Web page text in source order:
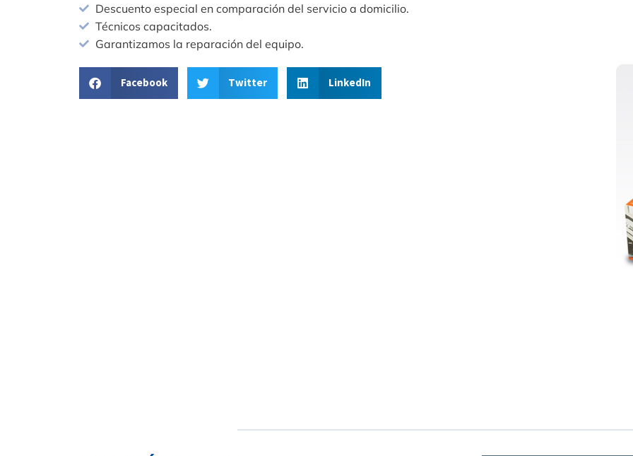
Descuento especial en comparación del servicio a domicilio.
Técnicos capacitados.
Garantizamos la reparación del equipo.
Facebook Twitter LinkedIn